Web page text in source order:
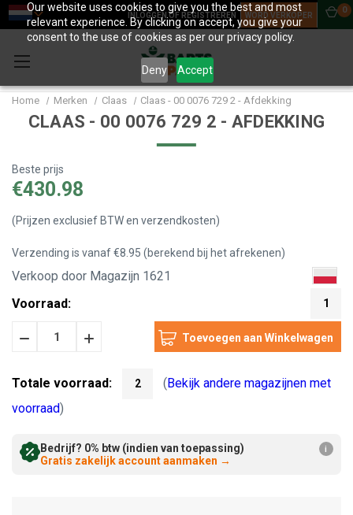
Our website uses cookies to give you the best and most
relevant experience. By clicking on accept, you give your
consent to the use of cookies as per our privacy policy.
Deny Accept
INLOGGEN OF REGISTREREN WORD VERKOPER
0
Home Merken Claas Claas - 00 0076 729 2 - Afdekking
CLAAS - 00 0076 729 2 - AFDEKKING
Beste prijs
€430.98
(Prijzen exclusief BTW en verzendkosten)
Verzending is vanaf €8.95 (berekend bij het afrekenen)
Verkoop door Magazijn 1621
Voorraad:
1
HoeveelheidHoeveelheid
Totale voorraad: 2 ( Bekijk andere magazijnen met
voorraad)
Bedrijf? 0% btw (indien van toepassing)
Gratis zakelijk account aanmaken →
i